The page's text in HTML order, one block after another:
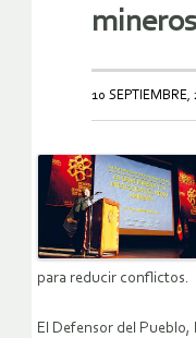
10 SEPTIEMBRE,
para reducir conflictos.
El Defensor del